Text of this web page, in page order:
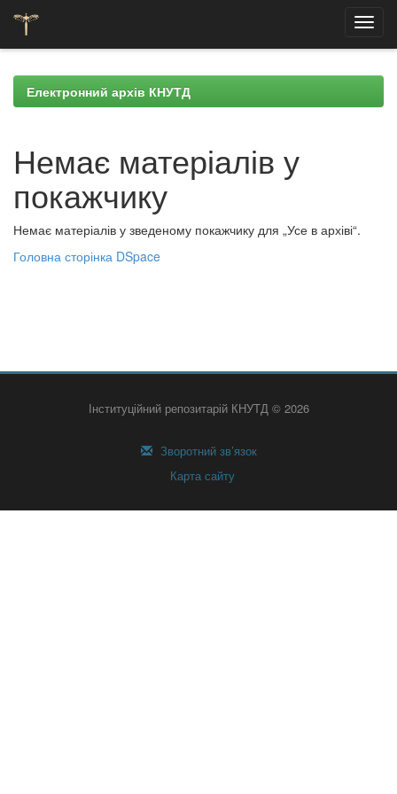
navigationЕлектронний архів КНУТД
Немає матеріалів у
покажчику
Немає матеріалів у зведеному покажчику для „Усе в архіві“.
Головна сторінка DSpace
Інституційний репозитарій КНУТД © 2026
Зворотний зв’язок
Карта сайту